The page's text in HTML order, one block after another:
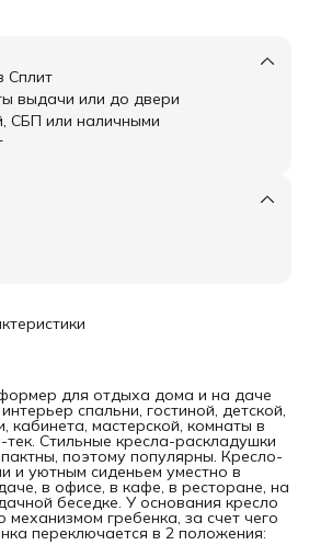
Сплит
выдачи или до двери
СБП или наличными
для отдыха дома и на даче
спальни, гостиной, детской,
кабинета, мастерской, комнаты в
Стильные кресла-раскладушки
поэтому популярны. Кресло-
и уютным сиденьем уместно в
в офисе, в кафе, в ресторане, на
беседке. У основания кресло
гребенка, за счет чего
переключается в 2 положения: